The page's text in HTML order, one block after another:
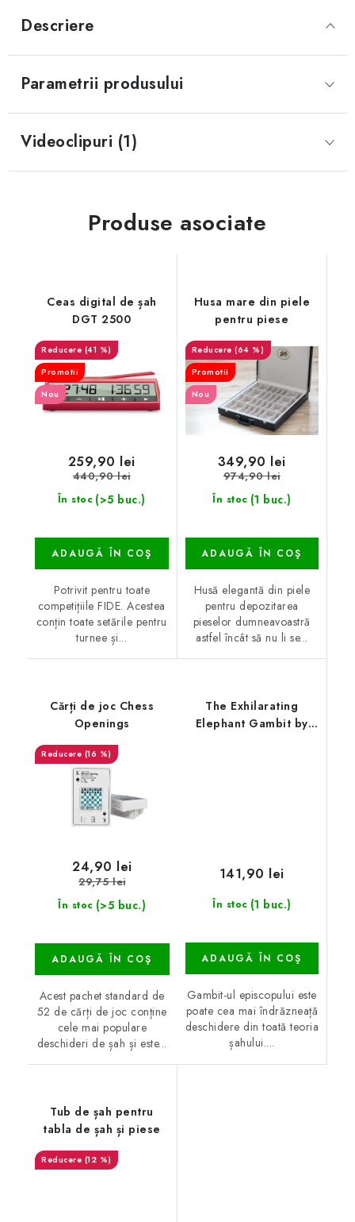
Descriere
Parametrii produsului
Videoclipuri (1)
Produse asociate
Ceas digital de șah
DGT 2500
(41 %)
Promotii
Nou
În stoc (>5 buc.)
259,90 lei
440,90 lei
ADAUGĂ ÎN COŞ
Potrivit pentru toate
competițiile FIDE. Acestea
conțin toate setările pentru
turnee și...
Husa mare din piele
pentru piese
(64 %)
Promotii
Nou
În stoc (1 buc.)
349,90 lei
974,90 lei
ADAUGĂ ÎN COŞ
Husă elegantă din piele
pentru depozitarea
pieselor dumneavoastră
astfel încât să nu li se...
Cărți de joc Chess
Openings
(16 %)
În stoc (>5 buc.)
24,90 lei
29,75 lei
ADAUGĂ ÎN COŞ
Acest pachet standard de
52 de cărți de joc conține
cele mai populare
deschideri de șah și este...
The Exhilarating
Elephant Gambit by
În stoc (1 buc.)
141,90 lei
ADAUGĂ ÎN COŞ
Gambit-ul episcopului este
poate cea mai îndrăzneață
deschidere din toată teoria
șahului....
Tub de șah pentru
tabla de șah și piese
(12 %)